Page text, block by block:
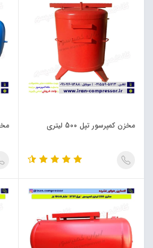
مخزن کمپرسور تپل 500 لیتری